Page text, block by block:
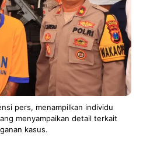
pers, menampilkan individu
menyampaikan detail terkait
kasus.